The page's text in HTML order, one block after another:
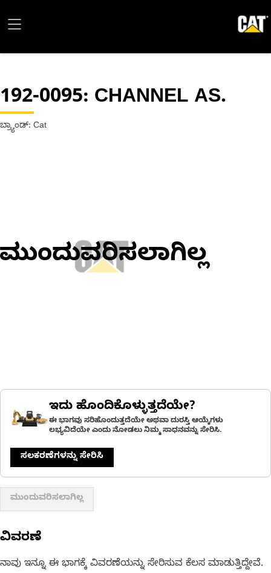
192-0095: CHANNEL AS.
ಬ್ರ್ಯಾಂಡ್: Cat
ಮುಂದುವರಿಸಲಾಗಿಲ್ಲ
ಇದು ಹೊಂದಿಕೊಳ್ಳುತ್ತದೆಯೇ?
ಈ ಭಾಗವು ಸರಿಹೊಂದುತ್ತದೆಯೇ ಅಥವಾ ದುರಸ್ತಿ ಆಯ್ಕೆಗಳು
ಲಭ್ಯವಿದೆಯೇ ಎಂದು ನೋಡಲು ನಿಮ್ಮ ಸಾಧನವನ್ನು ಸೇರಿಸಿ.
ಸಲಕರಣೆಗಳನ್ನು ಸೇರಿಸಿ
ಮುಂದುವರಿಸಲಾಗಿಲ್ಲ
ವಿವರಣೆ
ನಾವು ಇನ್ನೂ ಈ ಭಾಗಕ್ಕೆ ವಿವರಣೆಯನ್ನು ಸೇರಿಸುವ ಕೆಲಸ ಮಾಡುತ್ತಿದ್ದೇವೆ.